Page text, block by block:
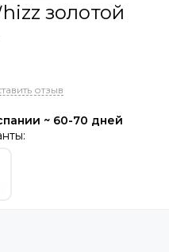
золотой
отзыв
~ 60-70 дней